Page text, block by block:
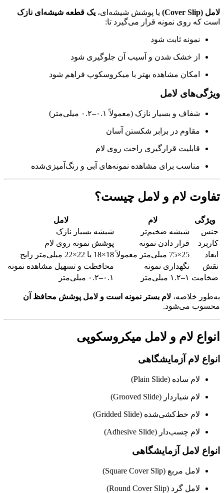
لامل (Cover Slip) یا پوشش شیشه‌ای، یک قطعه شیشه‌ای نازک
است که روی نمونه قرار می‌گیرد تا:
نمونه ثابت شود
از خشک شدن و آسیب آن جلوگیری شود
امکان مشاهده بهتر با میکروسکوپ فراهم شود
ویژگی‌های لامل
شفاف و بسیار نازک (معمولاً ۰.۱–۰.۲ میلی‌متر)
مقاوم در برابر شکستن آسان
قابلیت قرارگیری راحت روی لام
مناسب برای مشاهده نمونه‌های آبی و رنگ‌آمیزی‌شده
تفاوت لام و لامل چیست؟
ویژگی لام
لامل
جنس
شیشه ضخیم‌تر
شیشه بسیار نازک
کاربرد
قرار دادن نمونه
پوشش نمونه روی لام
ابعاد
25×75 میلی‌متر معمولاً
18×18 یا 22×22 میلی‌متر رایج
نقش
نگهداری نمونه
محافظت و تسهیل مشاهده نمونه
ضخامت ۱–۱.۲ میلی‌متر ۰.۱–۰.۲ میلی‌متر
به‌طور خلاصه، لام بستر نمونه است و لامل پوشش محافظ آن
محسوب می‌شود.
انواع لام و لامل میکروسکوپی
انواع لام آزمایشگاهی
لام ساده (Plain Slide)
لام شیاردار (Grooved Slide)
لام خط‌کشی‌شده (Gridded Slide)
لام چسب‌دار (Adhesive Slide)
انواع لامل آزمایشگاهی
لامل مربع (Square Cover Slip)
لامل گرد (Round Cover Slip)